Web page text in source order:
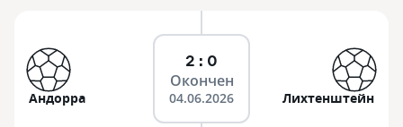
Андорра
2 : 0
Окончен
04.06.2026 Лихтенштейн